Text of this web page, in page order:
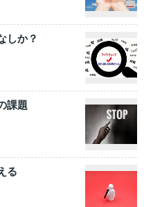
しか？
課題
る